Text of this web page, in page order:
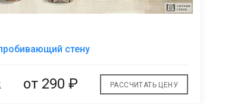
стену
от 290 ₽ РАССЧИТАТЬ ЦЕНУ